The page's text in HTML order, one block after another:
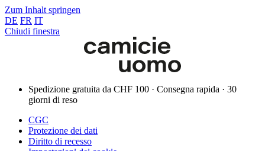
Zum Inhalt springen
DE FR IT
Chiudi finestra
Spedizione gratuita da CHF 100 · Consegna rapida · 30
giorni di reso
CGC
Protezione dei dati
Diritto di recesso